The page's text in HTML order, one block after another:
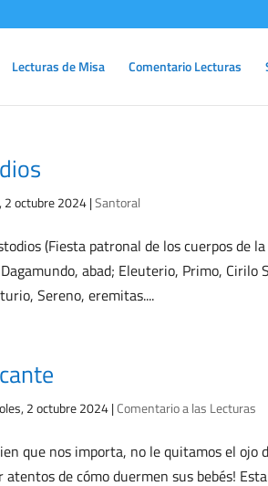
Lecturas de Misa Comentario Lecturas
2 octubre 2024|Santoral
(Fiesta patronal de los cuerpos de
abad; Eleuterio, Primo,
Sereno, eremitas....
2 octubre 2024|Comentario a las Lecturas
que nos importa, no le quitamos el ojo
atentos de cómo duermen sus bebés!